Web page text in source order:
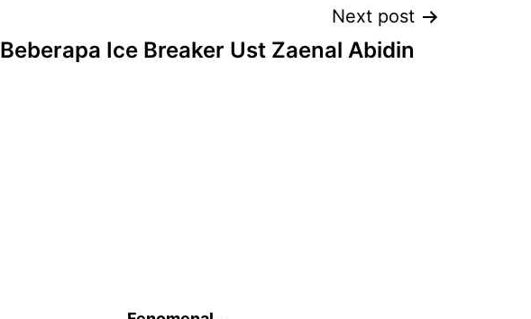
Next post
Beberapa Ice Breaker Ust Zaenal Abidin